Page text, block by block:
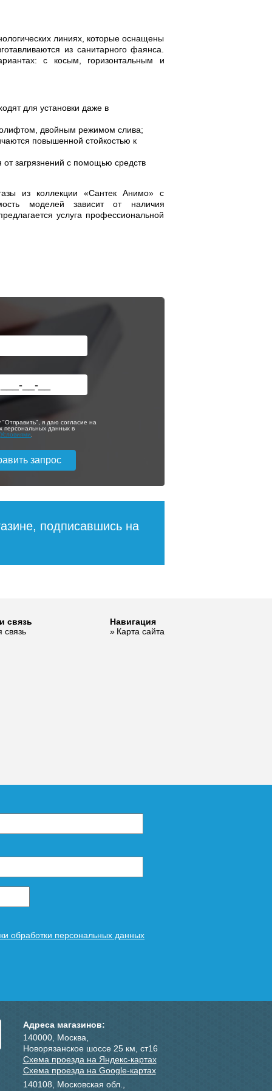
линиях, которые оснащены
из санитарного фаянса.
с косым, горизонтальным и
для установки даже в
двойным режимом слива;
повышенной стойкостью к
загрязнений с помощью средств
из коллекции «Сантек Анимо» с
моделей зависит от наличия
услуга профессиональной
"Отправить", я даю согласие на
персональных данных в
Условиями
подписавшись на
связь
связь
Навигация
Карта сайта
обработки персональных данных
Адреса магазинов:
140000, Москва,
Новорязанское шоссе 25 км, ст16
Схема проезда на Яндекс-картах
Схема проезда на Google-картах
140108, Московская обл.,